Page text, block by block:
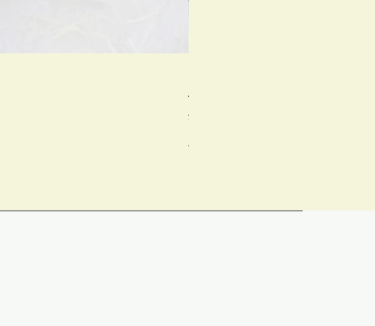
Prix original
24,00 €